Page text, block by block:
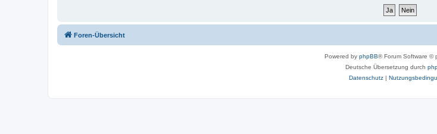
Foren-Übersicht
Powered by phpBB® Forum Software ©
Deutsche Übersetzung durch
Datenschutz|